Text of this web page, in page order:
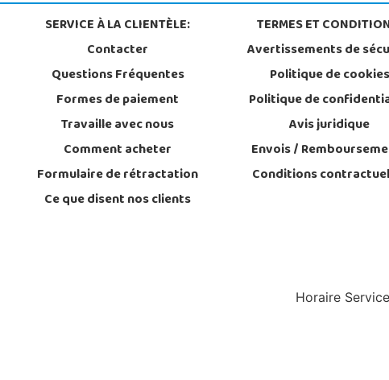
SERVICE À LA CLIENTÈLE:
Contacter
Questions Fréquentes
Formes de paiement
Travaille avec nous
Comment acheter
Formulaire de rétractation
Ce que disent nos clients
TERMES ET
Avertissements de
Politique de cookies
Politique de
Avis juridique
Envois /
Conditions
Horaire